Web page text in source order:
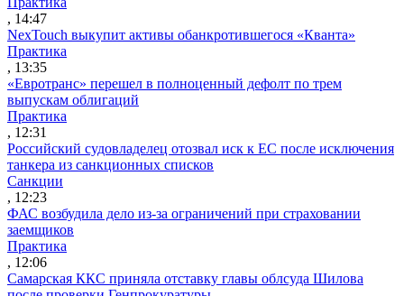
, 14:47
NexTouch выкупит активы обанкротившегося «Кванта»
Практика
, 13:35
«Евротранс» перешел в полноценный дефолт по трем
выпускам облигаций
Практика
, 12:31
Российский судовладелец отозвал иск к ЕС после исключения
танкера из санкционных списков
Санкции
, 12:23
ФАС возбудила дело из-за ограничений при страховании
заемщиков
Практика
, 12:06
Самарская ККС приняла отставку главы облсуда Шилова